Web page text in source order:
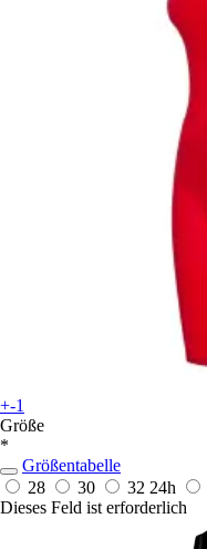
+-1
Größe
*
Größentabelle
28
30 32 24h
Dieses Feld ist erforderlich